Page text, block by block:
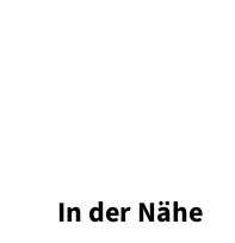
In der Nähe